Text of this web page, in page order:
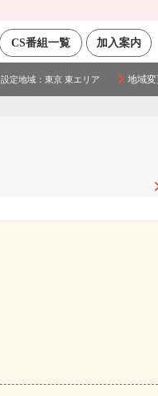
加入案内
CS番組一覧
設定地域： 東京 東エリア 地域変